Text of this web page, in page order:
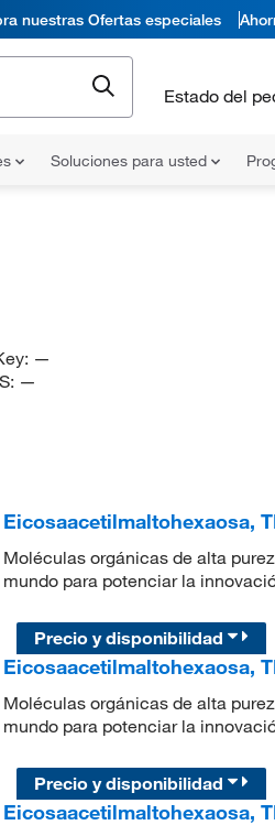
nuestras Ofertas especiales
Estado del
Soluciones para usted
—
—
Eicosaacetilmaltohexaosa,
Moléculas orgánicas de alta
mundo para potenciar la
Precio y disponibilidad
Eicosaacetilmaltohexaosa,
Moléculas orgánicas de alta
mundo para potenciar la
Precio y disponibilidad
Eicosaacetilmaltohexaosa,